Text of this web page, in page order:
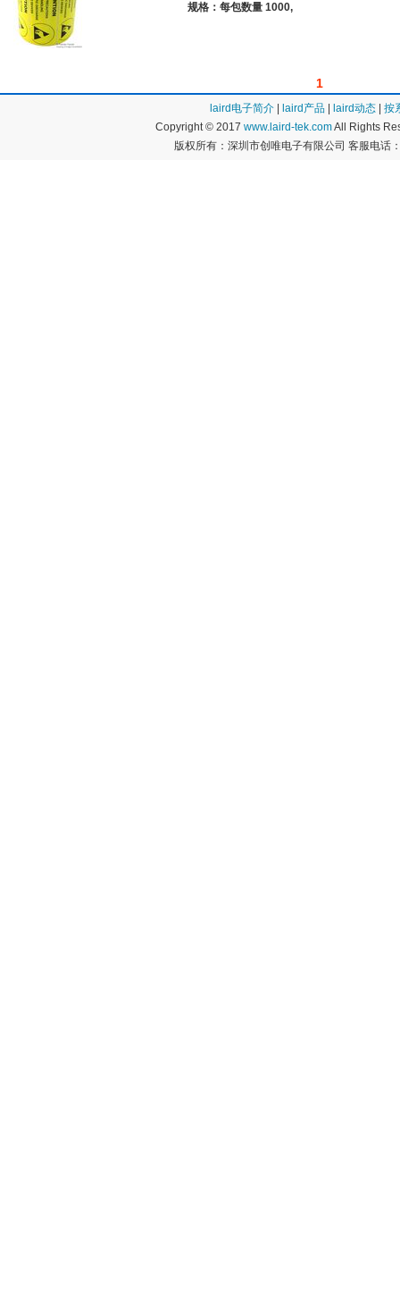
规格：每包数量 1000,
1
laird电子简介 laird产品 laird动态
按
Copyright © 2017 www.laird-tek.comAll Rights
版权所有：深圳市创唯电子有限公司 客服电话